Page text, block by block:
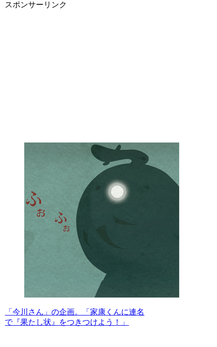
スポンサーリンク
「今川さん」の企画。「家康くんに連名
で『果たし状』をつきつけよう！」